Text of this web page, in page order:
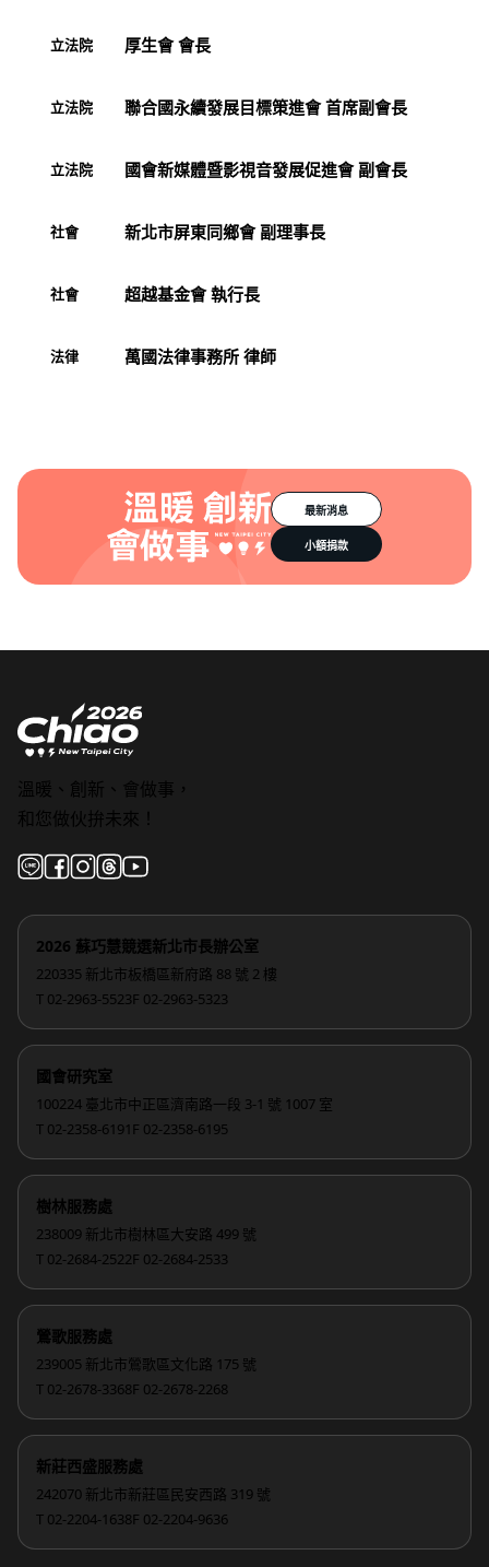
立法院 厚生會 會長
立法院 聯合國永續發展目標策進會 首席副會長
立法院 國會新媒體暨影視音發展促進會 副會長
社會 新北市屏東同鄉會 副理事長
社會 超越基金會 執行長
法律 萬國法律事務所 律師
最新消息
小額捐款
溫暖、創新、會做事，
和您做伙拚未來！
2026 蘇巧慧競選新北市長辦公室
220335 新北市板橋區新府路 88 號 2 樓
T 02-2963-5523F 02-2963-5323
國會研究室
100224 臺北市中正區濟南路一段 3-1 號 1007 室
T 02-2358-6191 F 02-2358-6195
樹林服務處
238009 新北市樹林區大安路 499 號
T 02-2684-2522F 02-2684-2533
鶯歌服務處
239005 新北市鶯歌區文化路 175 號
T 02-2678-3368F 02-2678-2268
新莊西盛服務處
242070 新北市新莊區民安西路 319 號
T 02-2204-1638F 02-2204-9636